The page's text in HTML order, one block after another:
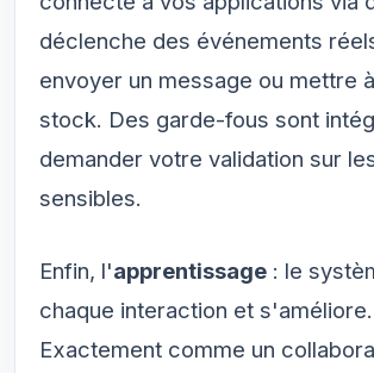
déclenche des événements
envoyer un message ou mettre
stock. Des garde-fous sont
demander votre validation sur
sensibles.
Enfin, l'apprentissage : le
chaque interaction et s'améliore.
Exactement comme un